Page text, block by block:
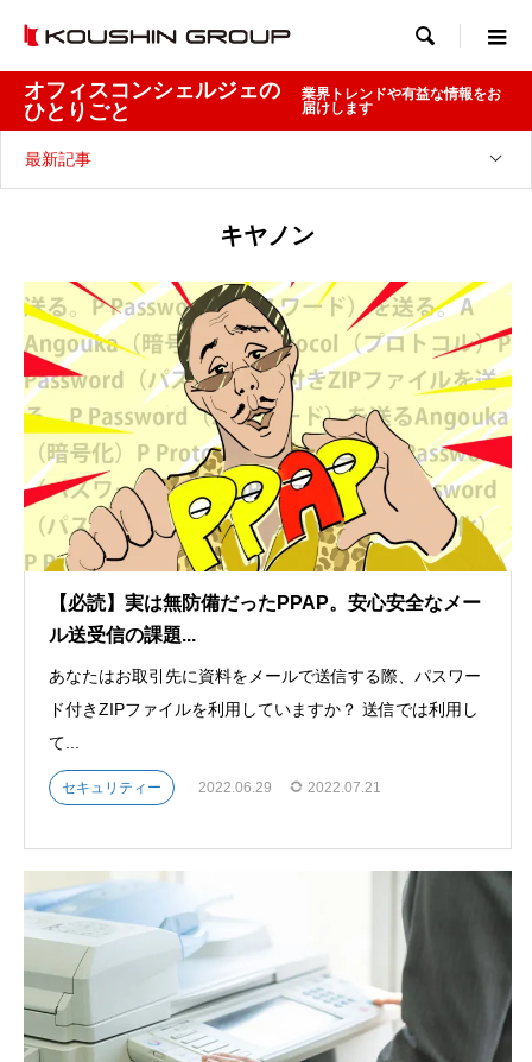

オフィスコンシェルジェの
ひとりごと
業界トレンドや有益な情報をお
届けします
最新記事
キヤノン
【必読】実は無防備だったPPAP。安心安全なメー
ル送受信の課題...
あなたはお取引先に資料をメールで送信する際、パスワー
ド付きZIPファイルを利用していますか？ 送信では利用し
て...
セキュリティー 2022.06.29 2022.07.21